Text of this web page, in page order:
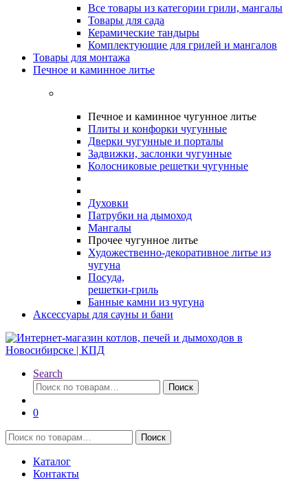
Все товары из категории грили, мангалы
Товары для сада
Керамические тандыры
Комплектующие для грилей и мангалов
Товары для монтажа
Печное и каминное литье
Печное и каминное чугунное литье
Плиты и конфорки чугунные
Дверки чугунные и порталы
Задвижки, заслонки чугунные
Колосниковые решетки чугунные
Духовки
Патрубки на дымоход
Мангалы
Прочее чугунное литье
Художественно-декоративное литье из
чугуна
Посуда,
решетки-гриль
Банные камни из чугуна
Аксессуары для сауны и бани
Search
Искать:
Поиск
0
Искать:
Поиск
Каталог
Контакты